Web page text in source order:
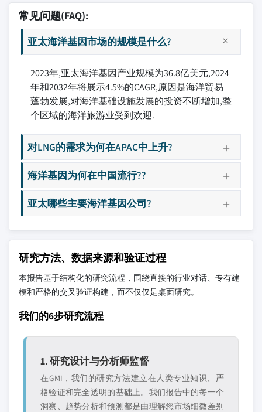
常见问题(FAQ):
亚太海洋基因市场的规模是什么?
2023年,亚太海洋基因产业规模为36.8亿美元,2024
年和2032年将展示4.5%的CAGR,原因是海洋贸易
蓬勃发展,对海洋基础设施发展的投资不断增加,整
个区域的海洋旅游业受到欢迎.
对LNG的需求为何在APAC中上升?
海洋基因为何在中国流行??
亚太哪些主要海洋基因公司?
研究方法、数据来源和验证过程
本报告基于结构化的研究流程，围绕直接的行业对话、专有建
模和严格的交叉验证构建，而不仅仅是桌面研究。
我们的6步研究流程
1. 研究设计与分析师监督
在GMI，我们的研究方法建立在人类专业知识、严
格验证和完全透明的基础上。我们报告中的每一个
洞察、趋势分析和预测都是由理解您市场细微差别